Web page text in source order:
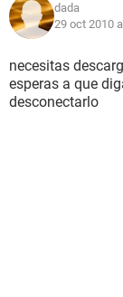
dada
29 oct 2010
necesitas
esperas a que
desconectarlo